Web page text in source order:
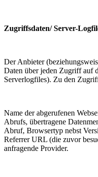
Zugriffsdaten/ Server-
Der Anbieter
Daten über jeden Zugriff auf
Serverlogfiles). Zu den
Name der abgerufenen
Abrufs, übertragene
Abruf, Browsertyp nebst
Referrer URL (die zuvor
anfragende Provider.